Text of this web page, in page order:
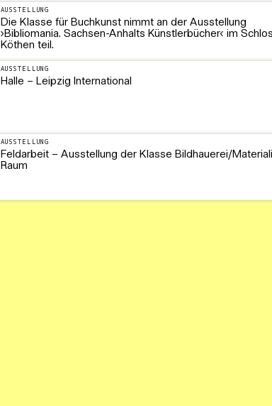
AUSSTELLUNG
Die Klasse für Buchkunst nimmt an der Ausstellung
›Bibliomania. Sachsen-Anhalts Künstlerbücher‹ im
Köthen teil.
AUSSTELLUNG
Halle – Leipzig International
AUSSTELLUNG
Feldarbeit – Ausstellung der Klasse Bildhauerei/
Raum